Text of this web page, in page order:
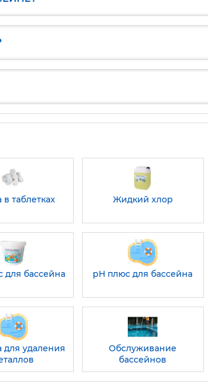
в таблетках Жидкий хлор
для бассейна pH плюс для бассейна
для удаления
Обслуживание
бассейнов